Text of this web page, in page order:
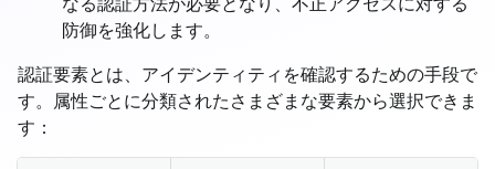
防御を強化します。
認証要素とは、アイデンティティを確認するための手段で
す。属性ごとに分類されたさまざまな要素から選択できま
す：